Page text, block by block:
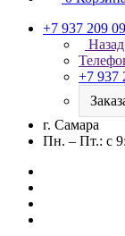
+7 937 209
Назад
+7 937
г. Самара
Пн. – Пт.: с